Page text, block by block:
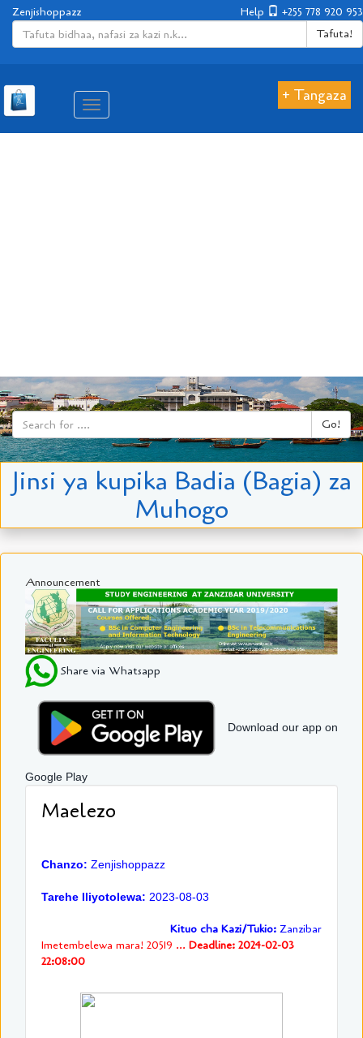
Help +255 778 920 953
Zenjishoppazz
Tafuta!
Aina
ya
+ Tangaza
Go!
Jinsi ya kupika Badia (Bagia) za
Muhogo
Announcement
Share via Whatsapp
Download our app on
Google Play
Maelezo
Chanzo: Zenjishoppazz
Tarehe Iliyotolewa: 2023-08-03
Kituo cha Kazi/Tukio: Zanzibar
Imetembelewa mara! 20519 ... Deadline: 2024-02-03
22:08:00